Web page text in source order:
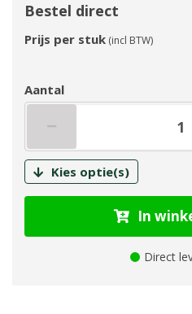
Bestel direct
Prijs per stuk (incl BTW)
Aantal
Kies optie(s)
In
Direct